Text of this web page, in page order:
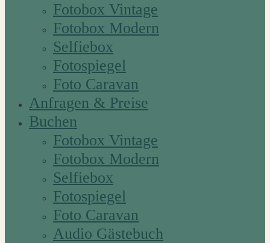
Fotobox Vintage
Fotobox Modern
Selfiebox
Fotospiegel
Foto Caravan
Anfragen & Preise
Buchen
Fotobox Vintage
Fotobox Modern
Selfiebox
Fotospiegel
Foto Caravan
Audio Gästebuch